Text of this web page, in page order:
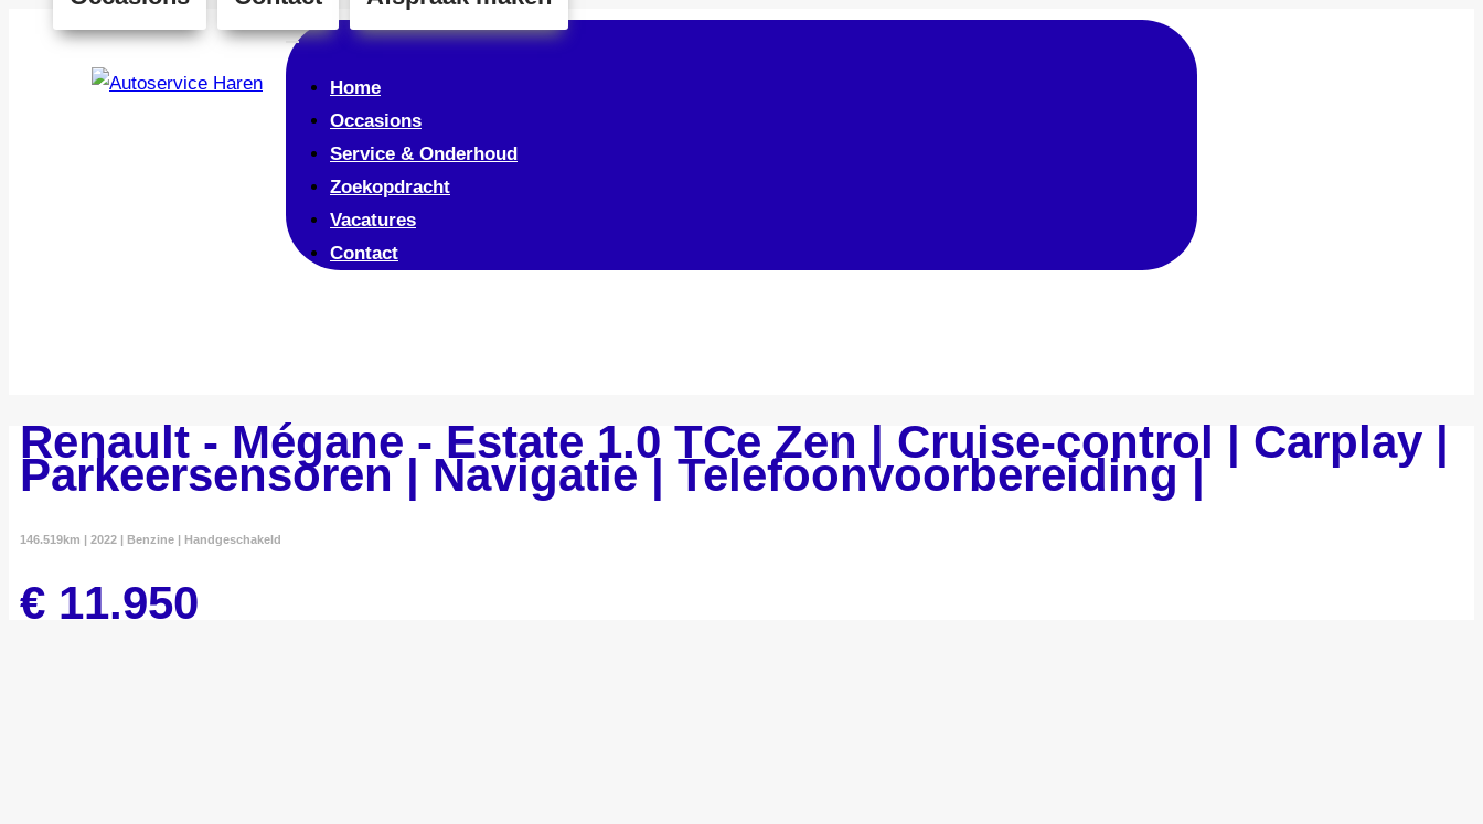
Home
Occasions
Service & Onderhoud
Zoekopdracht
Vacatures
Contact
Renault - Mégane - Estate 1.0 TCe Zen | Cruise-control | Carplay |
Parkeersensoren | Navigatie | Telefoonvoorbereiding |
146.519km | 2022 | Benzine | Handgeschakeld
€ 11.950